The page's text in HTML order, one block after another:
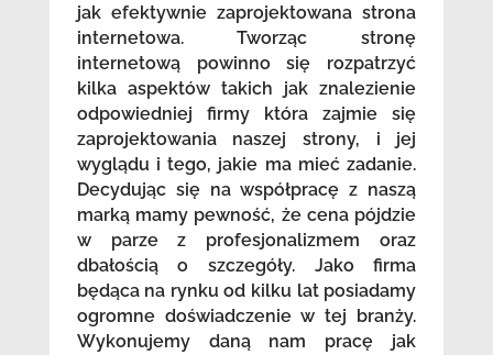
jak efektywnie zaprojektowana strona
internetowa. Tworząc stronę
internetową powinno się rozpatrzyć
kilka aspektów takich jak znalezienie
odpowiedniej firmy która zajmie się
zaprojektowania naszej strony, i jej
wyglądu i tego, jakie ma mieć zadanie.
Decydując się na współpracę z naszą
marką mamy pewność, że cena pójdzie
w parze z profesjonalizmem oraz
dbałością o szczegóły. Jako firma
będąca na rynku od kilku lat posiadamy
ogromne doświadczenie w tej branży.
Wykonujemy daną nam pracę jak